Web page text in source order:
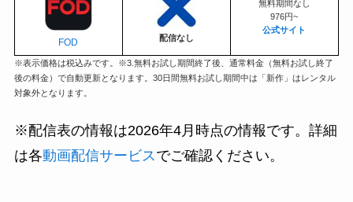
FOD 配信なし
無料期間なし
976円~
公式サイト
※表示価格は税込みです。※3.無料お試し期間終了後、通常料金（無料お試し終了
後の料金）で自動更新となります。30日間無料お試し期間中は「新作」はレンタル
対象外となります。
※配信表の情報は2026年4月時点の情報です。詳細
は各動画配信サービスでご確認ください。